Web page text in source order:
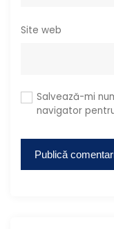
Site web
Salvează-mi
navigator